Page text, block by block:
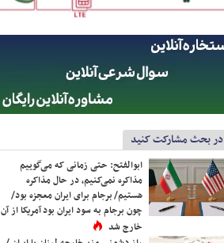
در بحث مشارکت کنید
ابوالفتح: حتی زمانی که می‌گوییم
مذاکره نمی‌کنیم، در حال مذاکره
هستیم/ برجام برای ایران معجزه بود/
چون برجام به سود ایران بود آمریکا از آن
خارج شد